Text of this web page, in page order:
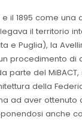
e il 1895 come
il territorio
e Puglia), la
procedimento di
parte del
della
ad aver ottenuto
anche